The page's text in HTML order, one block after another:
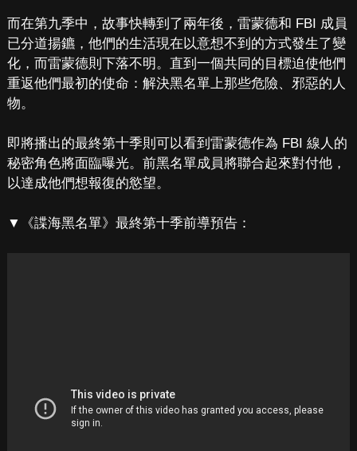
而在第九季中，故事快轉到了兩年後，雷蒙德和 FBI 成員
已分道揚鑣，他們的生活現在以意想不到的方式發生了變
化，而雷蒙德則下落不明。直到一個共同的目標迫使他們
重返他們最初的使命：解決黑名單上那些危險、邪惡的人
物。
即將播出的最終第十季則可以看到雷蒙德作為 FBI 線人的
秘密角色將面臨曝光。前黑名單成員將聯合起來對付他，
以達成他們想報復的慾望。
▼《諜海黑名單》最終第十季前導預告：